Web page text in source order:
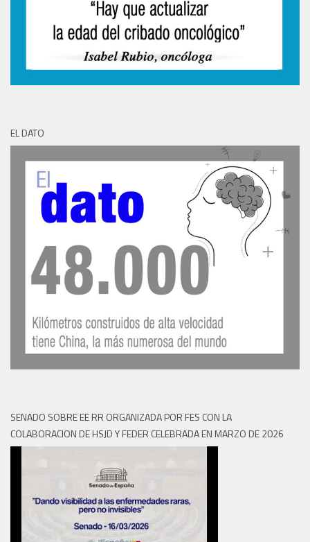
EL DATO
SENADO SOBRE EE RR ORGANIZADA POR FES CON LA
COLABORACION DE HSJD Y FEDER CELEBRADA EN MARZO DE 2026